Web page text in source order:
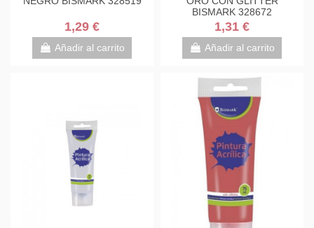
1,29 €
Añadir al carrito
BISMARK 328672
1,31 €
Añadir al carrito